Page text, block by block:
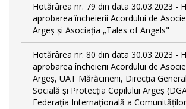
Hotărârea nr. 79 din data 30.03.2023 -
aprobarea încheierii Acordului de
Argeș și Asociația „Tales of Angels"
Hotărârea nr. 80 din data 30.03.2023 -
aprobarea încheierii Acordului de
Argeș, UAT Mărăcineni, Direcția
Socială și Protecția Copilului Argeș
Federația Internațională a